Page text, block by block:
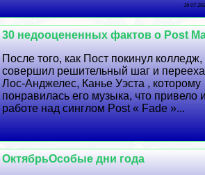
16 07
30 недооцененных фактов о Post
После того, как Пост покинул колледж,
совершил решительный шаг и
Лос-Анджелес, Канье Уэста , которому
понравилась его музыка, что привело
работе над синглом Post « Fade »...
ОктябрьОсобые дни года